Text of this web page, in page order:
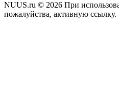
NUUS.ru © 2026 При
пожалуйства, активную ссылку.